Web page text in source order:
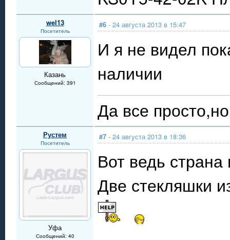
wel13
Посетитель
Казань
Сообщений: 391
#6 - 24 августа 2013 в 15:47
И я не видел
наличии
Да все
Рустем
Посетитель
Уфа
Сообщений: 40
#7 - 24 августа 2013 в 18:36
Вот ведь
Две стекляшки